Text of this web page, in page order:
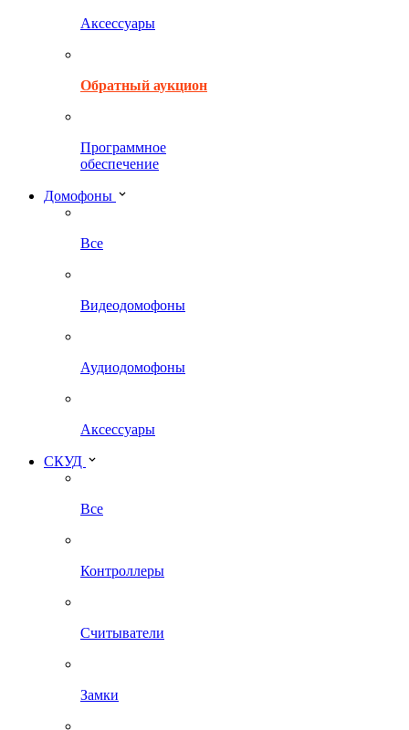
Аксессуары
Обратный аукцион
Программное
обеспечение
Домофоны
Все
Видеодомофоны
Аудиодомофоны
Аксессуары
СКУД
Все
Контроллеры
Считыватели
Замки